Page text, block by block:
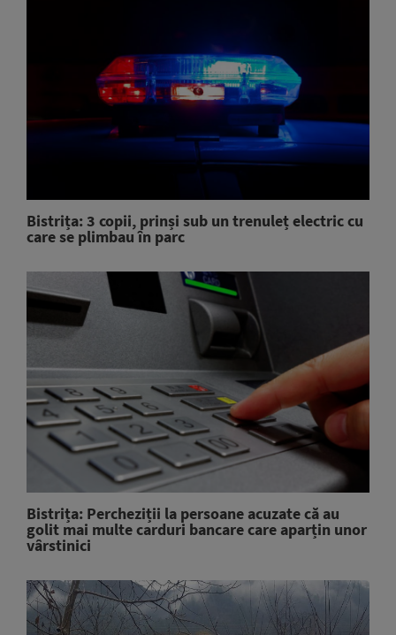
Bistrița: 3 copii, prinși sub un trenuleț electric cu
care se plimbau în parc
Bistrița: Percheziții la persoane acuzate că au
golit mai multe carduri bancare care aparțin unor
vârstinici